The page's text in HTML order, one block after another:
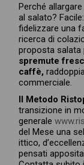
Perché
al salato?
fidelizzare una
ricerca di
proposta salata
spremute
caffè,
commerciale.
Il Metodo
transizione in
generale
del Mese una
ittico,
pensati